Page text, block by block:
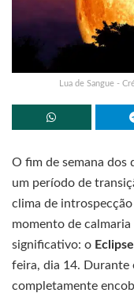
Lua de Sangue -
O fim de semana dos
um período de
clima de
momento de
significativo: o
feira, dia 14. Durante
completamente